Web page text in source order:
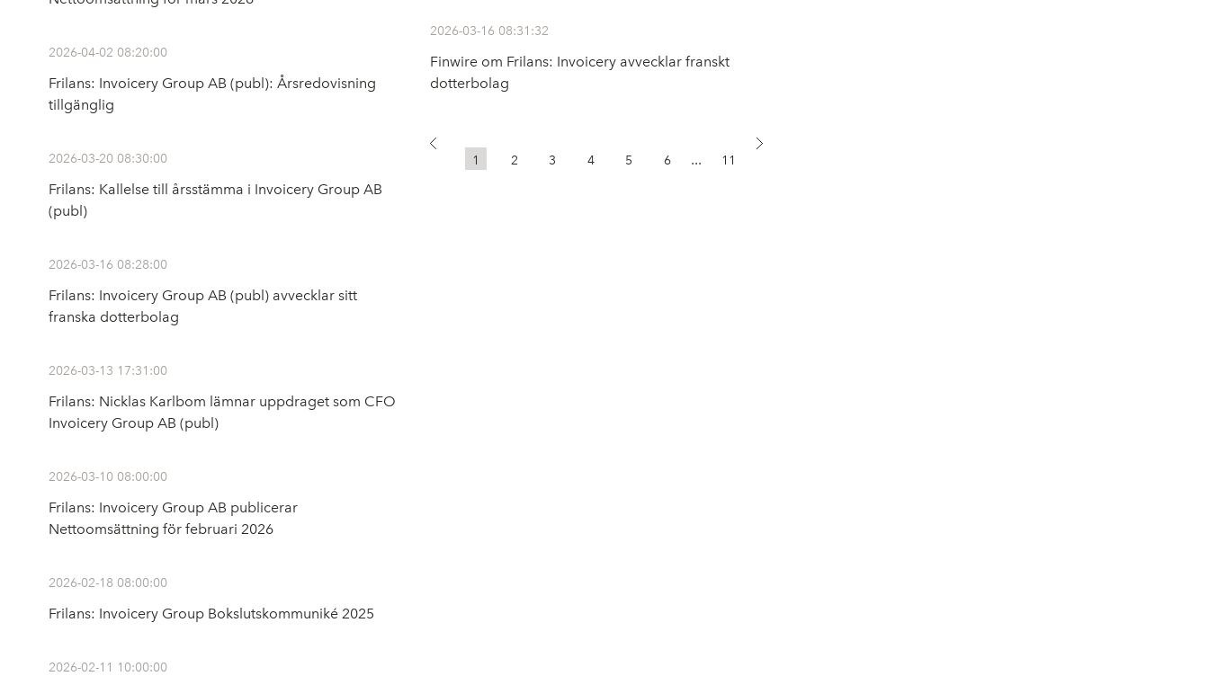
2026-04-02 08:20:00
Frilans: Invoicery Group AB (publ): Årsredovisning
tillgänglig
2026-03-20 08:30:00
Frilans: Kallelse till årsstämma i Invoicery Group AB
(publ)
2026-03-16 08:28:00
Frilans: Invoicery Group AB (publ) avvecklar sitt
franska dotterbolag
2026-03-13 17:31:00
Frilans: Nicklas Karlbom lämnar uppdraget som CFO
Invoicery Group AB (publ)
2026-03-10 08:00:00
Frilans: Invoicery Group AB publicerar
Nettoomsättning för februari 2026
2026-02-18 08:00:00
Frilans: Invoicery Group Bokslutskommuniké 2025
2026-02-11 10:00:00
2026-03-16 08:31:32
Finwire om Frilans: Invoicery avvecklar franskt
dotterbolag
1 2 3 4 5 6 ... 11